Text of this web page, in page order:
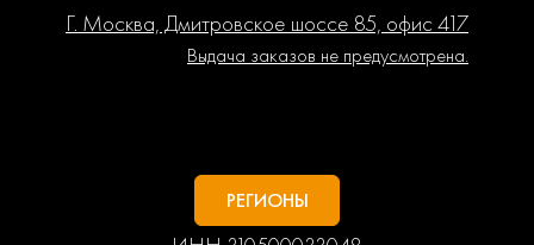
Г. Москва, Дмитровское шоссе 85, офис 417
Выдача заказов не предусмотрена.
РЕГИОНЫ